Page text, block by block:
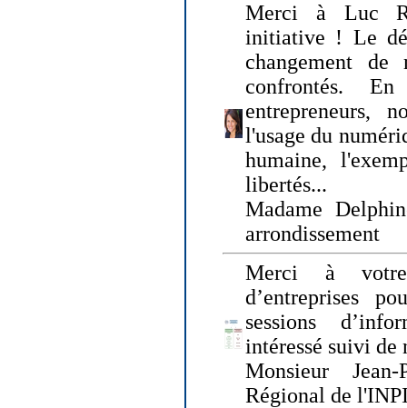
Merci à Luc
initiative ! Le
changement de
confrontés.
entrepreneurs,
l'usage du
humaine,
libertés...
Madame
arrondissement
Merci à
d’entreprises
sessions
intéressé suivi de
Monsieur
Régional de